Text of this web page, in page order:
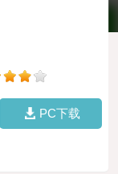
PC下载